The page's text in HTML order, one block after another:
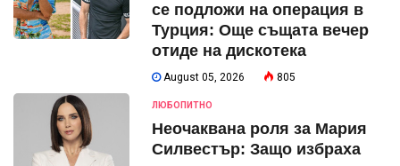
се подложи на операция в
Турция: Още същата вечер
отиде на дискотека
August 05, 2026 805
ЛЮБОПИТНО
Неочаквана роля за Мария
Силвестър: Защо избраха